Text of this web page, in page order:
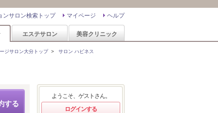
ヘルプ
マイページ
ンサロン検索トップ
エステサロン 美容クリニック
ジサロン大分トップ> サロン ハピネス
する
ようこそ、ゲストさん。
ログインする